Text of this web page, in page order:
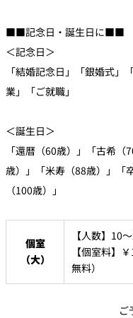
■■記念日・誕生日に■■
＜記念日＞
「結婚記念日」「銀婚式
業」「ご就職」
＜誕生日＞
「還暦（60歳）」「古希
歳）」「米寿（88歳）」「
（100歳）」
個室
（大）
【人数】10
【個室料】
無料）
ご